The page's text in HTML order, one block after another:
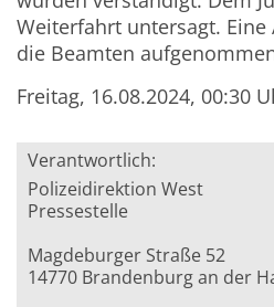
Weiterfahrt untersagt. Eine
die Beamten
Freitag, 16.08.2024, 00:30
Verantwortlich:
Polizeidirektion West
Pressestelle
Magdeburger Straße 52
14770 Brandenburg an der